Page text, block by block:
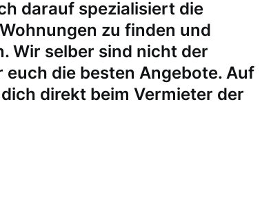
darauf spezialisiert die
zu finden und
Wir selber sind nicht der
die besten Angebote. Auf
direkt beim Vermieter der